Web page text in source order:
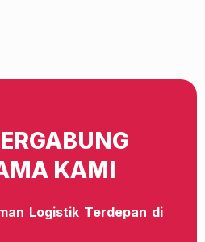
KAMI
Logistik Terdepan di